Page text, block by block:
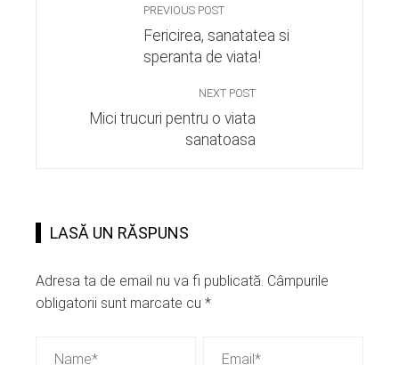
PREVIOUS POST
Fericirea, sanatatea si
speranta de viata!
NEXT POST
Mici trucuri pentru o viata
sanatoasa
LASĂ UN RĂSPUNS
Adresa ta de email nu va fi publicată. Câmpurile
obligatorii sunt marcate cu *